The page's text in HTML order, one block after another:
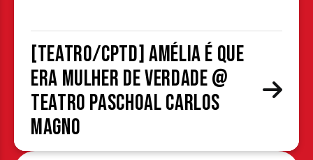
[TEATRO/CPTD] Amélia é que
era mulher de verdade @
Teatro Paschoal Carlos
Magno